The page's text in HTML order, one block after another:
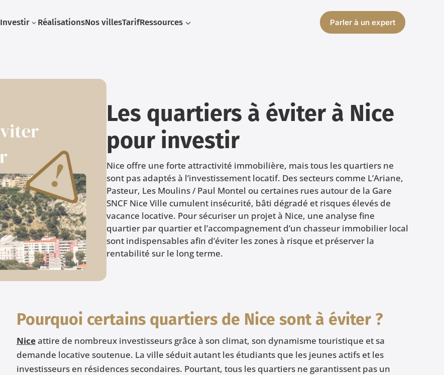
3
Investir RéalisationsNos villesTarif 3
Ressources Parler à un expert
Les quartiers à éviter à Nice
pour investir
Nice offre une forte attractivité immobilière, mais tous les quartiers ne
sont pas adaptés à l’investissement locatif. Des secteurs comme L’Ariane,
Pasteur, Les Moulins / Paul Montel ou certaines rues autour de la Gare
SNCF Nice Ville cumulent insécurité, bâti dégradé et risques élevés de
vacance locative. Pour sécuriser un projet à Nice, une analyse fine
quartier par quartier et l’accompagnement d’un chasseur immobilier local
sont indispensables afin d’éviter les zones à risque et préserver la
rentabilité sur le long terme.
Pourquoi certains quartiers de Nice sont à éviter ?
Niceattire de nombreux investisseurs grâce à son climat, son dynamisme touristique et sa
demande locative soutenue. La ville séduit autant les étudiants que les jeunes actifs et les
investisseurs en résidences secondaires. Pourtant, tous les quartiers ne garantissent pas un